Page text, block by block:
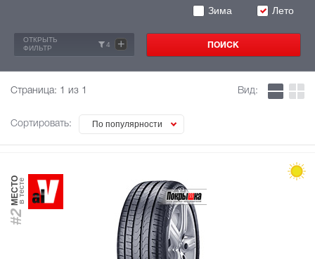
Зима Лето
ОТКРЫТЬ
ФИЛЬТР
4 +
Страница: 1 из 1
Сортировать: По популярности
Вид:
#2
МЕСТОв тесте